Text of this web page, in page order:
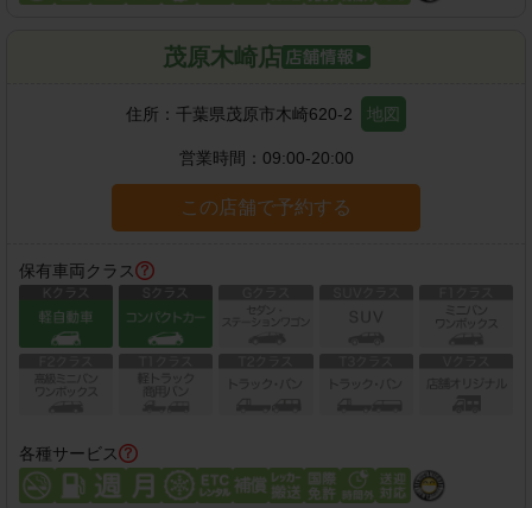
茂原木崎店
住所： 千葉県茂原市木崎620-2 地図
営業時間： 09:00-20:00
この店舗で予約する
保有車両クラス
各種サービス